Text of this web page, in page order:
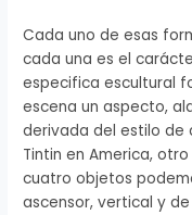
Cada uno de esas
cada una es el
especifica escultural
escena un aspecto,
derivada del estilo de
Tintin enAmerica,
cuatro objetos
ascensor, vertical y